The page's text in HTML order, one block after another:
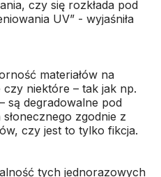
czy się rozkłada pod
UV” - wyjaśniła
materiałów na
czy niektóre – tak jak np.
są degradowalne pod
zgodnie z
czy jest to tylko fikcja.
tych jednorazowych